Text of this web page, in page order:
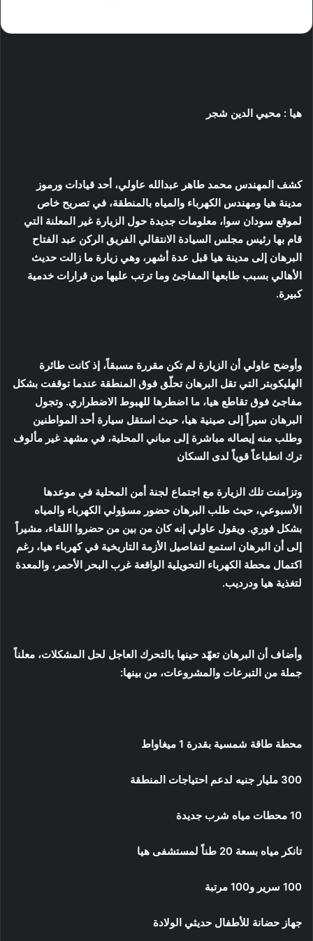
هيا : محيي الدين شجر
كشف المهندس محمد طاهر عبدالله عاولي، أحد قيادات ورموز
مدينة هيا ومهندس الكهرباء والمياه بالمنطقة، في تصريح خاص
لموقع سودان سوا، معلومات جديدة حول الزيارة غير المعلنة التي
قام بها رئيس مجلس السيادة الانتقالي الفريق الركن عبد الفتاح
البرهان إلى مدينة هيا قبل عدة أشهر، وهي زيارة ما زالت حديث
الأهالي بسبب طابعها المفاجئ وما ترتب عليها من قرارات خدمية
كبيرة.
وأوضح عاولي أن الزيارة لم تكن مقررة مسبقاً، إذ كانت طائرة
الهليكوبتر التي تقل البرهان تحلّق فوق المنطقة عندما توقفت بشكل
مفاجئ فوق تقاطع هيا، ما اضطرها للهبوط الاضطراري. وتجول
البرهان سيراً إلى صينية هيا، حيث استقل سيارة أحد المواطنين
وطلب منه إيصاله مباشرة إلى مباني المحلية، في مشهد غير مألوف
ترك انطباعاً قوياً لدى السكان
وتزامنت تلك الزيارة مع اجتماع لجنة أمن المحلية في موعدها
الأسبوعي، حيث طلب البرهان حضور مسؤولي الكهرباء والمياه
بشكل فوري. ويقول عاولي إنه كان من بين من حضروا اللقاء، مشيراً
إلى أن البرهان استمع لتفاصيل الأزمة التاريخية في كهرباء هيا، رغم
اكتمال محطة الكهرباء التحويلية الواقعة غرب البحر الأحمر، والمعدة
لتغذية هيا ودرديب.
وأضاف أن البرهان تعهّد حينها بالتحرك العاجل لحل المشكلات، معلناً
جملة من التبرعات والمشروعات، من بينها:
محطة طاقة شمسية بقدرة 1 ميغاواط
300 مليار جنيه لدعم احتياجات المنطقة
10 محطات مياه شرب جديدة
تانكر مياه بسعة 20 طناً لمستشفى هيا
100 سرير و100 مرتبة
جهاز حضانة للأطفال حديثي الولادة